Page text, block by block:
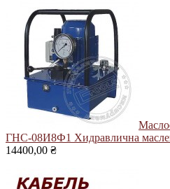
ГНС-08И8Ф1 Хидравлична
14400,00 ₴